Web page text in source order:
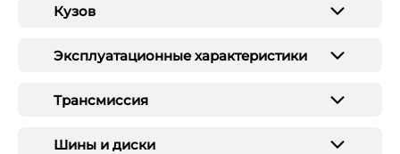
Кузов
Эксплуатационные характеристики
Трансмиссия
Шины и диски